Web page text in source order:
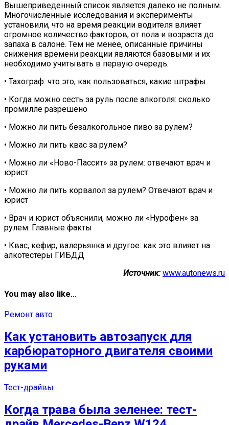
Вышеприведенный список является далеко не полным.
Многочисленные исследования и эксперименты
установили, что на время реакции водителя влияет
огромное количество факторов, от пола и возраста до
запаха в салоне. Тем не менее, описанные причины
снижения времени реакции являются базовыми и их
необходимо учитывать в первую очередь.
• Тахограф: что это, как пользоваться, какие штрафы
• Когда можно сесть за руль после алкоголя: сколько
промилле разрешено
• Можно ли пить безалкогольное пиво за рулем?
• Можно ли пить квас за рулем?
• Можно ли «Ново-Пассит» за рулем: отвечают врач и
юрист
• Можно ли пить корвалол за рулем? Отвечают врач и
юрист
• Врач и юрист объяснили, можно ли «Нурофен» за
рулем. Главные факты
• Квас, кефир, валерьянка и другое: как это влияет на
алкотестеры ГИБДД
Источник: www.autonews.ru
You may also like...
Ремонт авто
Как установить автозапуск для
карбюраторного двигателя своими
руками
Тест-драйвы
Когда трава была зеленее: тест-